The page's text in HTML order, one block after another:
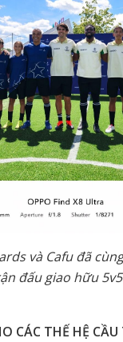
và Cafu đã
đấu giao hữu
CÁC THẾ HỆ